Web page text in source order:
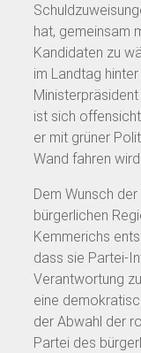
hat, gemeinsam
Kandidaten zu
im Landtag
ist sich
er mit grüner
Wand fahren wird.
Dem Wunsch
bürgerlichen
Kemmerichs
dass sie Partei-
Verantwortung
eine
der Abwahl der
Partei des